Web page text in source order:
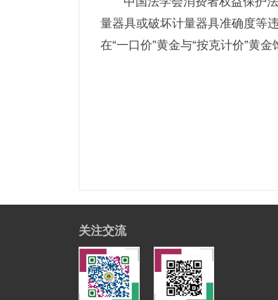
量器具或破坏计量器具准确度等
在“一口价”黄金与“按克计价”黄
关注交流